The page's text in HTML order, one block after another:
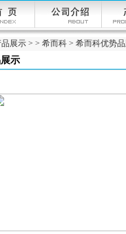
品展示 > > 希而科 > 希而科优势品
示